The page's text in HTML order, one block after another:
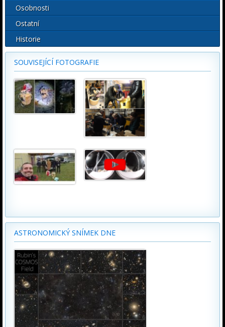
Osobnosti
Ostatní
Historie
SOUVISEJÍCÍ FOTOGRAFIE
ASTRONOMICKÝ SNÍMEK DNE